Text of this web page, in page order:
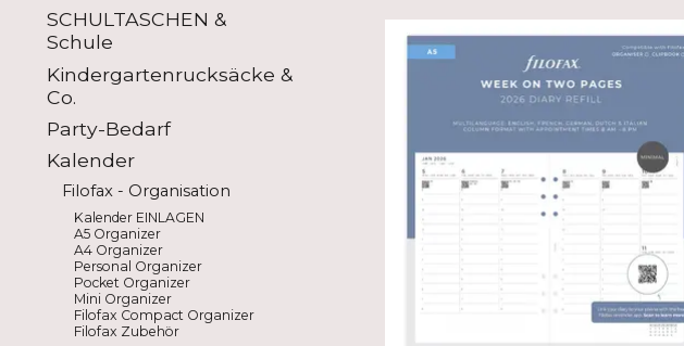
SCHULTASCHEN &
Schule
Kindergartenrucksäcke &
Co.
Party-Bedarf
Kalender
Filofax - Organisation
Kalender EINLAGEN
A5 Organizer
A4 Organizer
Personal Organizer
Pocket Organizer
Mini Organizer
Filofax Compact Organizer
Filofax Zubehör